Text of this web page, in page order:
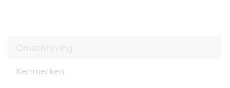
Omschrijving
Kenmerken